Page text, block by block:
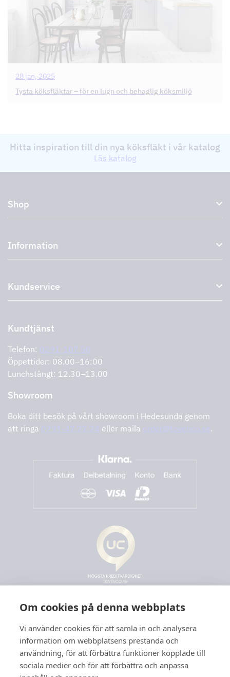
Om cookies på denna webbplats
Vi använder cookies för att samla in och analysera
information om webbplatsens prestanda och
användning, för att förbättra funktioner kopplade till
sociala medier och för att förbättra och anpassa
28 jan, 2025
Tysta köksfläktar – för en lugn och behaglig köksmiljö
Hitta inspiration till din nya köksfläkt i vår katalog
Läs katalog
Shop
Externa fläktar
Plasmafilter
Outlet
Storköksprodukter PRO
Information
Miljö
Support och service
Cookies
Kundservice
Retur av produkt
Support och service
Kundtjänst
Telefon: 0291-107 50
Öppettider: 08.00–16:00
Lunchstängt: 12.30–13.00
Showroom
Boka ditt besök på vårt showroom i Hedesunda genom
att ringa 0291-47 77 74 eller maila order@tovenco.se.